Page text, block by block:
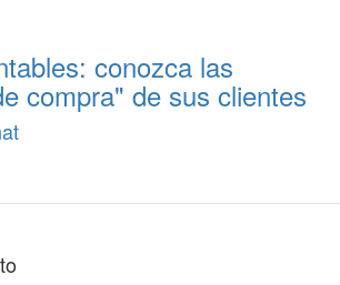
conozca las
compra" de sus clientes